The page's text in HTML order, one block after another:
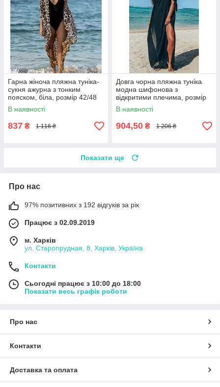
Гарна жіноча пляжна туніка-
сукня ажурна з тонким
пояском, біла, розмір 42/48
В наявності
837 ₴ 1 116 ₴
Довга чорна пляжна туніка
модна шифонова з
відкритими плечима, розмір
42/48
В наявності
904,50 ₴ 1 206 ₴
Показати ще
Про нас
97% позитивних з 192 відгуків за рік
Працює з 02.09.2019
м. Харків
ул. Старопрудная, 8, Харків, Україна
Контакти
Сьогодні працює з 10:00 до 18:00
Показати весь графік роботи
Про нас
Контакти
Доставка та оплата